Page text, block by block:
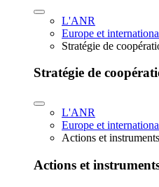
L'ANR
Europe et
Stratégie de
Stratégie de
L'ANR
Europe et
Actions et
Actions et